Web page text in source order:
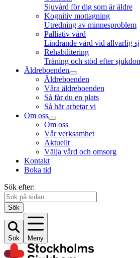
Sjuvård för dig som är äldre
Kognitiv mottagning
Utredning av minnesproblem
Palliativ vård
Lindrande vård vid allvarlig
Rehabilitering
Träning och stöd efter
Äldreboenden
Äldreboenden
Våra äldreboenden
Så får du en plats
Så här arbetar vi
Om oss
Om oss
Vår verksamhet
Aktuellt
Välja vård och omsorg
Kontakt
Boka tid
Sök efter:
Sök
Sök Meny